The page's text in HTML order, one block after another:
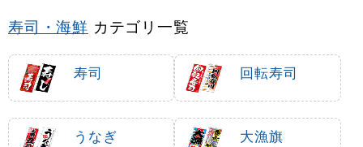
寿司・海鮮 カテゴリ一覧
寿司 回転寿司
うなぎ 大漁旗